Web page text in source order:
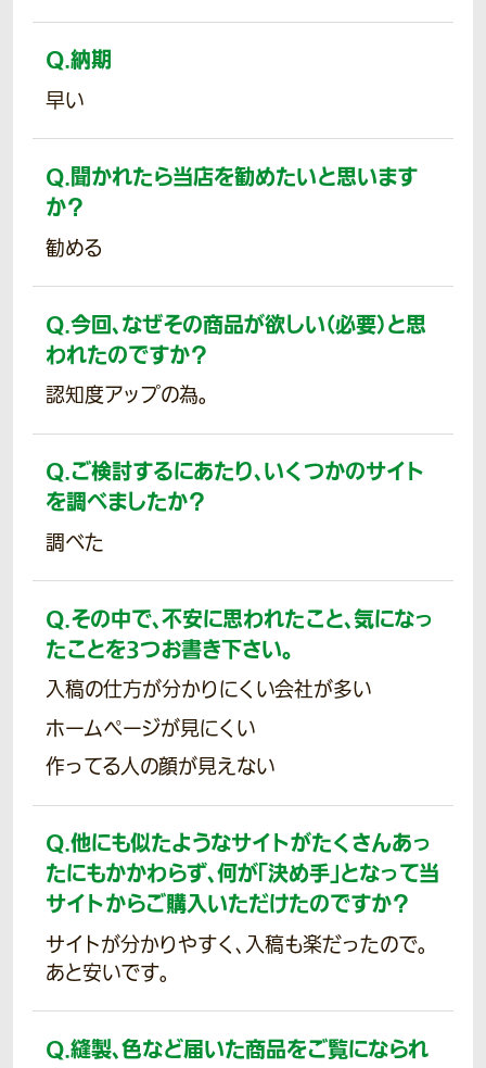
Q.納期
早い
Q.聞かれたら当店を勧めたいと思います
か？
勧める
Q.今回、なぜその商品が欲しい（必要）と思
われたのですか？
認知度アップの為。
Q.ご検討するにあたり、いくつかのサイト
を調べましたか？
調べた
Q.その中で、不安に思われたこと、気になっ
たことを3つお書き下さい。
入稿の仕方が分かりにくい会社が多い
ホームページが見にくい
作ってる人の顔が見えない
Q.他にも似たようなサイトがたくさんあっ
たにもかかわらず、何が「決め手」となって当
サイトからご購入いただけたのですか？
サイトが分かりやすく、入稿も楽だったので。
あと安いです。
Q.縫製、色など届いた商品をご覧になられ